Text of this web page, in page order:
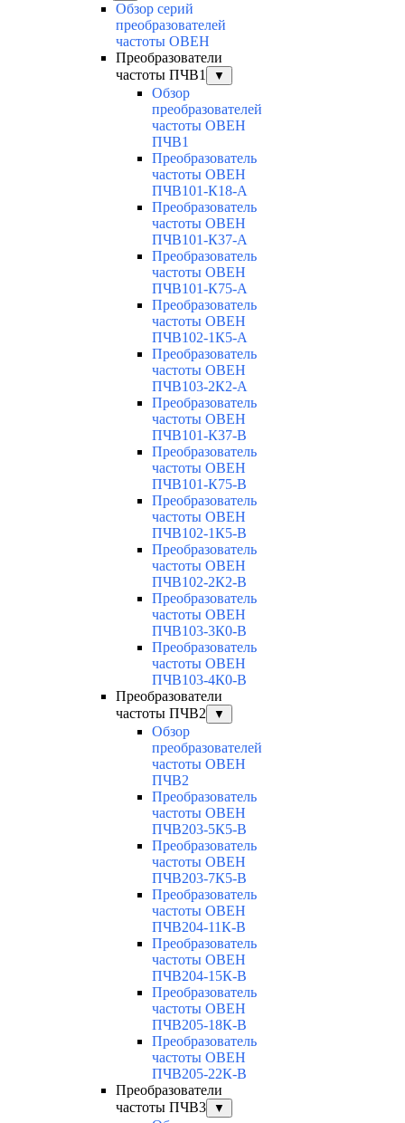
Обзор серий
преобразователей
частоты ОВЕН
Преобразователи
частоты ПЧВ1
▼
Обзор
преобразователей
частоты ОВЕН
ПЧВ1
Преобразователь
частоты ОВЕН
ПЧВ101-К18-А
Преобразователь
частоты ОВЕН
ПЧВ101-К37-А
Преобразователь
частоты ОВЕН
ПЧВ101-К75-А
Преобразователь
частоты ОВЕН
ПЧВ102-1К5-А
Преобразователь
частоты ОВЕН
ПЧВ103-2К2-А
Преобразователь
частоты ОВЕН
ПЧВ101-К37-В
Преобразователь
частоты ОВЕН
ПЧВ101-К75-В
Преобразователь
частоты ОВЕН
ПЧВ102-1К5-В
Преобразователь
частоты ОВЕН
ПЧВ102-2К2-В
Преобразователь
частоты ОВЕН
ПЧВ103-3К0-В
Преобразователь
частоты ОВЕН
ПЧВ103-4К0-В
Преобразователи
частоты ПЧВ2
▼
Обзор
преобразователей
частоты ОВЕН
ПЧВ2
Преобразователь
частоты ОВЕН
ПЧВ203-5К5-В
Преобразователь
частоты ОВЕН
ПЧВ203-7К5-В
Преобразователь
частоты ОВЕН
ПЧВ204-11К-В
Преобразователь
частоты ОВЕН
ПЧВ204-15К-В
Преобразователь
частоты ОВЕН
ПЧВ205-18К-В
Преобразователь
частоты ОВЕН
ПЧВ205-22К-В
Преобразователи
частоты ПЧВ3
▼